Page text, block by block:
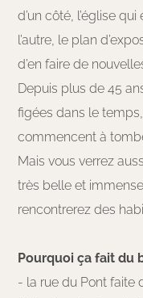
d’un côté, l’église
l’autre, le plan
d’en faire de
Depuis plus de 45
figées dans le
commencent à
Mais vous verrez
très belle et
rencontrerez des
Pourquoi ça fait du
- la rue du Pont faite